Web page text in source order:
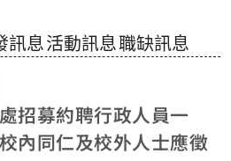
訊息活動訊息職缺訊息
招募約聘行政人員一
內同仁及校外人士應徵